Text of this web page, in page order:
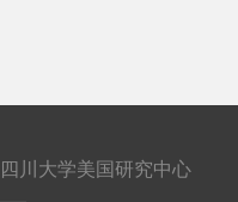
四川大学美国研究中心